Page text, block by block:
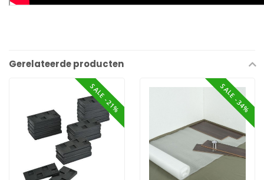
Gerelateerde producten
SALE -21% SALE -34%